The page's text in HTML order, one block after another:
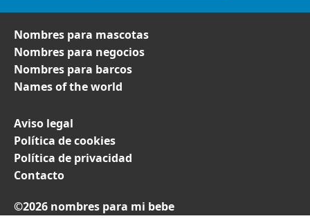
Nombres para mascotas
Nombres para negocios
Nombres para barcos
Names of the world
Aviso legal
Política de cookies
Política de privacidad
Contacto
©2026 nombres para mi bebe